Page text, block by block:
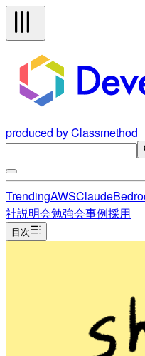
produced by Classmethod
TrendingAWSClaude
社説明会勉強会事例採用
目次